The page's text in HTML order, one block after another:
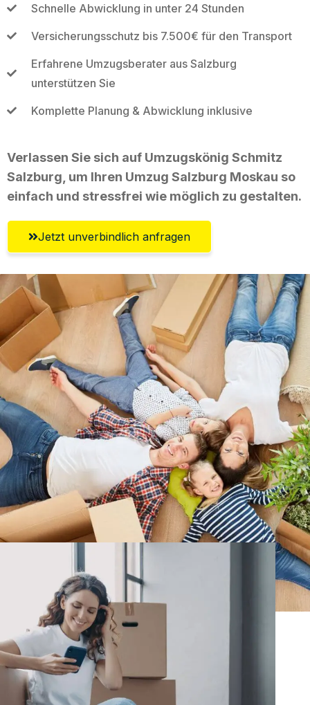
Schnelle Abwicklung in unter 24 Stunden
Versicherungsschutz bis 7.500€ für den Transport
Erfahrene Umzugsberater aus Salzburg
unterstützen Sie
Komplette Planung & Abwicklung inklusive
Verlassen Sie sich auf Umzugskönig Schmitz
Salzburg, um Ihren Umzug Salzburg Moskau so
einfach und stressfrei wie möglich zu gestalten.
Jetzt unverbindlich anfragen